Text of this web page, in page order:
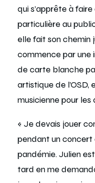
qui s’apprête à
particulière au
elle fait son chemin
commence par une
de carte blanche
artistique de
musicienne pour les
« Je devais jouer
pendant un concert
pandémie. Julien
tard en me